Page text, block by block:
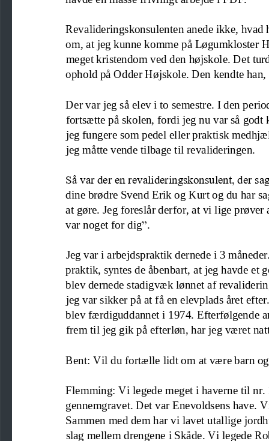
Revalideringskonsulenten anede ikke,
om, at jeg kunne komme på Løgumkloster
meget kristendom ved den højskole. Det
ophold på Odder Højskole. Den kendte
Der var jeg så elev i to semestre. I den
fortsætte på skolen, fordi jeg nu var så
jeg fungere som pedel eller praktisk
jeg måtte vende tilbage til revalideringen.
Så var der en revalideringskonsulent, der
dine brødre Svend Erik og Kurt og du har
at gøre. Jeg foreslår derfor, at vi lige
var noget for dig”
Jeg var i arbejdspraktik dernede i 3
praktik, syntes de åbenbart, at jeg havde et
blev dernede stadigvæk lønnet af
jeg var sikker på at få en elevplads året
blev færdiguddannet i 1974. Efterfølgende
frem til jeg gik på efterløn, har jeg været
Bent: Vil du fortælle lidt om at være barn
Flemming: Vi legede meget i haverne til
gennemgravet. Det var Enevoldsens have.
Sammen med dem har vi lavet utallige
slag mellem drengene i Skåde. Vi legede